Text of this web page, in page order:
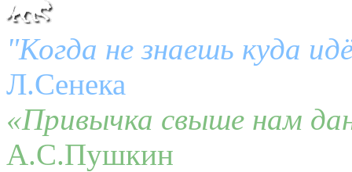
"Когда не знаешь куда
Л.Сенека
«Привычка свыше нам
А.С.Пушкин